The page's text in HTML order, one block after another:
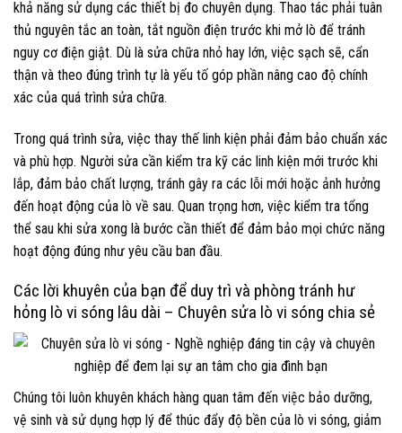
khả năng sử dụng các thiết bị đo chuyên dụng. Thao tác phải tuân
thủ nguyên tắc an toàn, tắt nguồn điện trước khi mở lò để tránh
nguy cơ điện giật. Dù là sửa chữa nhỏ hay lớn, việc sạch sẽ, cẩn
thận và theo đúng trình tự là yếu tố góp phần nâng cao độ chính
xác của quá trình sửa chữa.
Trong quá trình sửa, việc thay thế linh kiện phải đảm bảo chuẩn xác
và phù hợp. Người sửa cần kiểm tra kỹ các linh kiện mới trước khi
lắp, đảm bảo chất lượng, tránh gây ra các lỗi mới hoặc ảnh hưởng
đến hoạt động của lò về sau. Quan trọng hơn, việc kiểm tra tổng
thể sau khi sửa xong là bước cần thiết để đảm bảo mọi chức năng
hoạt động đúng như yêu cầu ban đầu.
Các lời khuyên của bạn để duy trì và phòng tránh hư
hỏng lò vi sóng lâu dài – Chuyên sửa lò vi sóng chia sẻ
Chúng tôi luôn khuyên khách hàng quan tâm đến việc bảo dưỡng,
vệ sinh và sử dụng hợp lý để thúc đẩy độ bền của lò vi sóng, giảm